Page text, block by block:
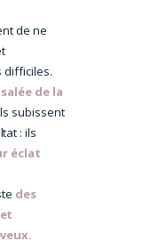
de ne
difficiles.
de la
subissent
: ils
éclat
des